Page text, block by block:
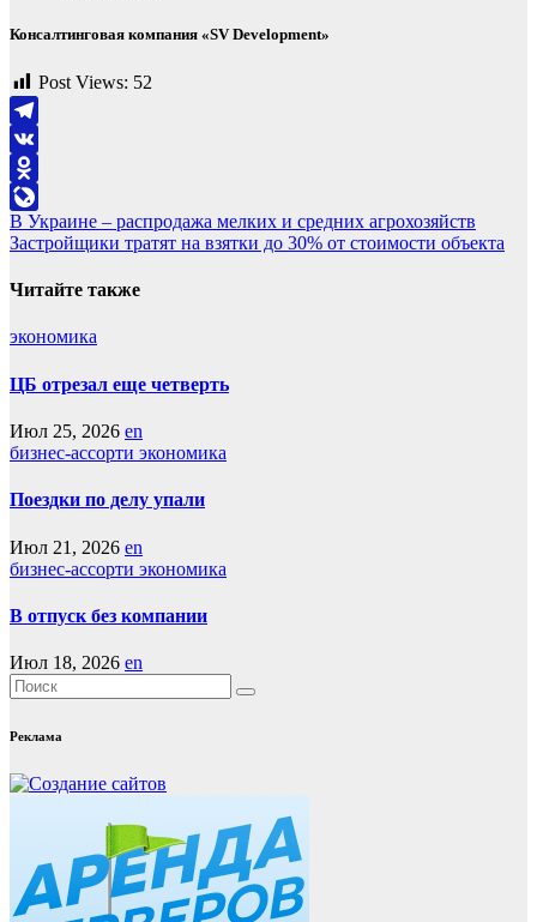
Консалтинговая компания «SV Development»
Post Views: 52
Telegram
VK
Odnoklassniki
LiveJournal
Навигация
по
записям
В Украине – распродажа мелких и средних агрохозяйств
Застройщики тратят на взятки до 30% от стоимости объекта
Читайте также
экономика
ЦБ отрезал еще четверть
Июл 25, 2026 en
бизнес-ассорти экономика
Поездки по делу упали
Июл 21, 2026 en
бизнес-ассорти экономика
В отпуск без компании
Июл 18, 2026 en
Реклама